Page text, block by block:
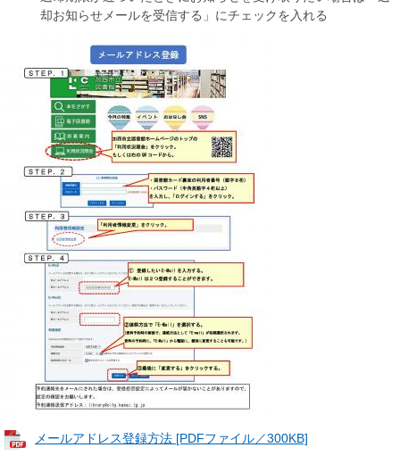
却お知らせメールを受信する」にチェックを入れる
メールアドレス登録方法 [PDFファイル／300KB]